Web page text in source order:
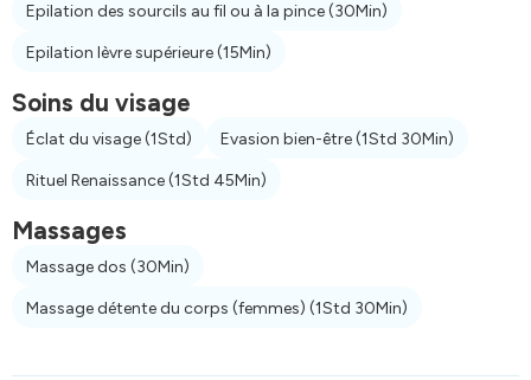
Epilation des sourcils au fil ou à la pince(30Min)
Epilation lèvre supérieure(15Min)
Soins du visage
Éclat du visage(1Std) Evasion bien-être(1Std 30Min)
Rituel Renaissance(1Std 45Min)
Massages
Massage dos (30Min)
Massage détente du corps (femmes) (1Std 30Min)